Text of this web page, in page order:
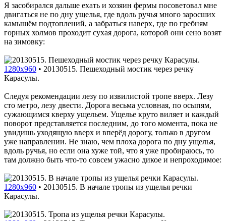
Я засобирался дальше ехать и хозяин фермы посоветовал мне
двигаться не по дну ущелья, где вдоль ручья много заросших
камышём подтоплений, а забраться наверх, где по гребням
горных холмов проходит сухая дорога, которой они сено возят
на зимовку:
1280x960 • 20130515. Пешеходный мостик через речку
Карасулы.
Следуя рекомендации лезу по извилистой тропе вверх. Лезу
сто метро, лезу двести. Дорога весьма условная, по осыпям,
сужающимся кверху ущельем. Ущелье круто виляет и каждый
поворот представляется последним, до того момента, пока не
увидишь уходящую вверх и вперёд дорогу, только в другом
уже направлении. Не знаю, чем плоха дорога по дну ущелья,
вдоль ручья, но если она хуже той, что я уже пробираюсь, то
там должно быть что-то совсем ужасно дикое и непроходимое:
1280x960 • 20130515. В начале тропы из ущелья речки
Карасулы.